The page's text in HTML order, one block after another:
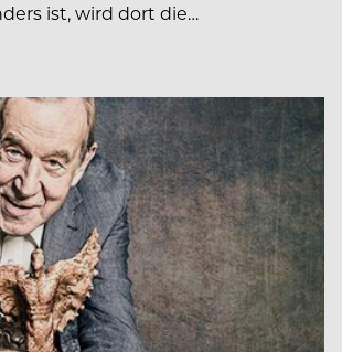
ist, wird dort die…